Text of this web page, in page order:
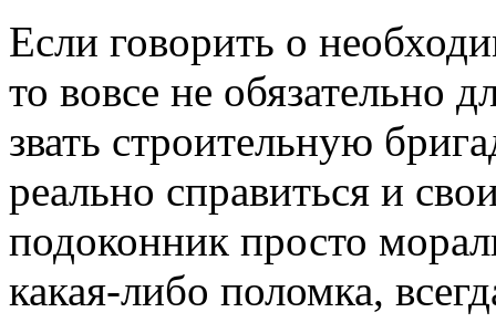
Если говорить о
то вовсе не обязательно
звать строительную
реально справиться и
подоконник просто
какая-либо поломка,